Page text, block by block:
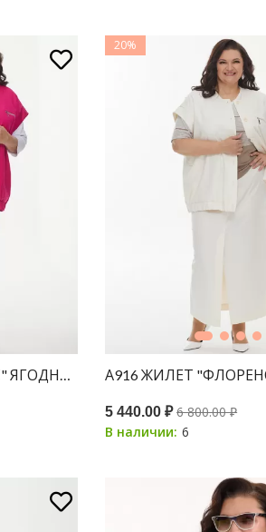
ЯГОДНЫЙ
20%
А916 ЖИЛЕТ
5 440.00 ₽6 800.00 ₽
В наличии: 6